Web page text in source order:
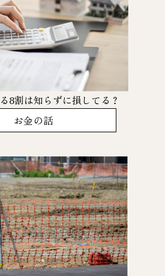
8割は知らずに損してる？
お金の話